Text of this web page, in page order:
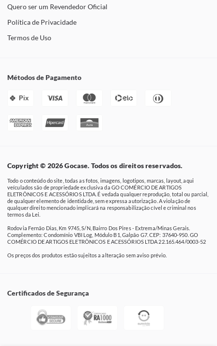
Quero ser um Revendedor Oficial
Política de Privacidade
Termos de Uso
Métodos de Pagamento
Pix
Copyright © 2026 Gocase. Todos os direitos reservados.
Todo o conteúdo do site, todas as fotos, imagens, logotipos, marcas, layout, aqui
veículados são de propriedade exclusiva da GO COMÉRCIO DE ARTIGOS
ELETRÔNICOS E ACESSÓRIOS LTDA. É vedada qualquer reprodução, total ou parcial,
de qualquer elemento de identidade, sem expressa autorização. A violação de
qualquer direito mencionado implicará na responsabilização cível e criminal nos
termos da Lei.
Rodovia Fernão Dias, Km 9745, S/N, Bairro Dos Pires - Extrema/Minas Gerais.
Complemento: Condomínio VBI Log, Módulo B1, Galpão G7. CEP: 37640-950. GO
COMÉRCIO DE ARTIGOS ELETRÔNICOS E ACESSÓRIOS LTDA 22.165.464/0003-52
Os preços dos produtos estão sujeitos a alteração sem aviso prévio.
Certificados de Segurança